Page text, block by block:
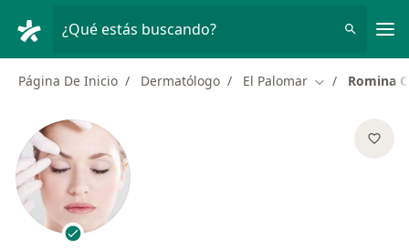
¿Qué estás buscando?
Página De Inicio Dermatólogo El Palomar Cambiar de
Romina